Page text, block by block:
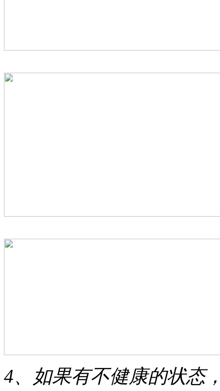
4、如果有不健康的状态